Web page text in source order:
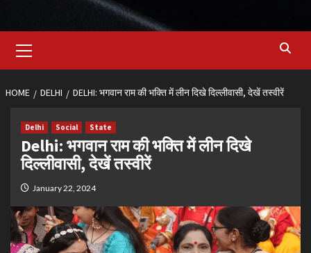
Menu
HOME DELHI DELHI: भगवान राम की भक्ति में लीन दिखे दिल्लीवासी, देखें तस्वीरें
Delhi Social State
Delhi: भगवान राम की भक्ति में लीन दिखे
दिल्लीवासी, देखें तस्वीरें
January 22, 2024